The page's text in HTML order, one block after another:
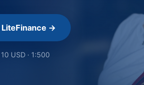
LiteFinance →
USD · 1:500